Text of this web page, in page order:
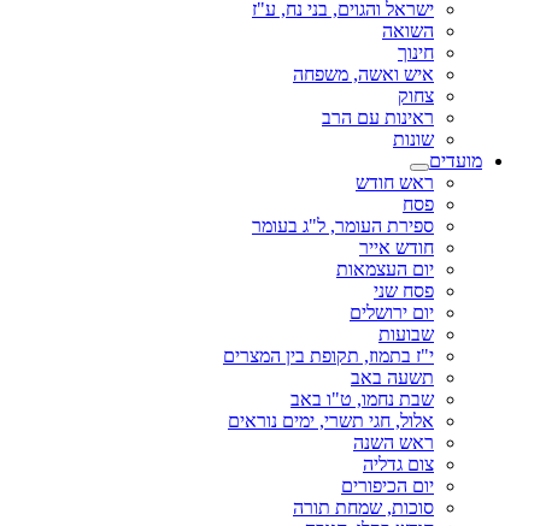
ישראל והגוים, בני נח, ע"ז
השואה
חינוך
איש ואשה, משפחה
צחוק
ראינות עם הרב
שונות
מועדים
ראש חודש
פסח
ספירת העומר, ל"ג בעומר
חודש אייר
יום העצמאות
פסח שני
יום ירושלים
שבועות
י"ז בתמוז, תקופת בין המצרים
תשעה באב
שבת נחמו, ט"ו באב
אלול, חגי תשרי, ימים נוראים
ראש השנה
צום גדליה
יום הכיפורים
סוכות, שמחת תורה